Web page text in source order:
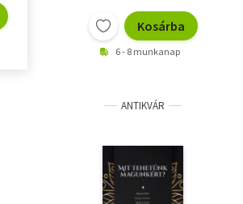
Kosárba
6 - 8 munkanap
ANTIKVÁR